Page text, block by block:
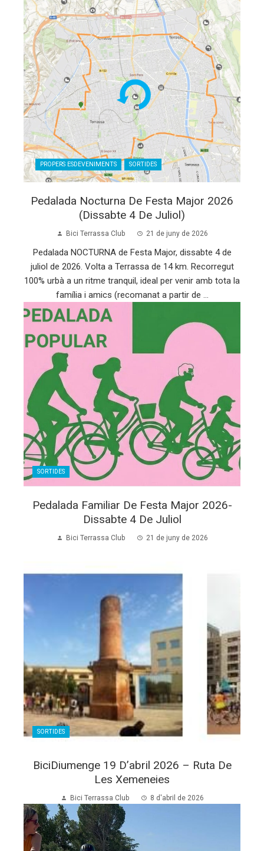
PROPERS ESDEVENIMENTS SORTIDES
Pedalada Nocturna De Festa Major 2026
(dissabte 4 De Juliol)
Bici Terrassa Club 21 de juny de 2026
Pedalada NOCTURNA de Festa Major, dissabte 4 de
juliol de 2026. Volta a Terrassa de 14 km. Recorregut
100% urbà a un ritme tranquil, ideal per venir amb tota la
família i amics (recomanat a partir de ...
SORTIDES
Pedalada Familiar De Festa Major 2026-
Dissabte 4 De Juliol
Bici Terrassa Club 21 de juny de 2026
SORTIDES
BiciDiumenge 19 D’abril 2026 – Ruta De
Les Xemeneies
Bici Terrassa Club 8 d'abril de 2026